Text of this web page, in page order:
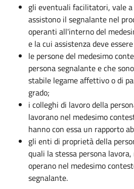
gli eventuali facilitatori, vale
assistono il segnalante nel
operanti all'interno del
e la cui assistenza deve
le persone del medesimo
persona segnalante e che
stabile legame affettivo o di
grado;
i colleghi di lavoro della
lavorano nel medesimo
hanno con essa un rapporto
gli enti di proprietà della
quali la stessa persona
operano nel medesimo
segnalante.